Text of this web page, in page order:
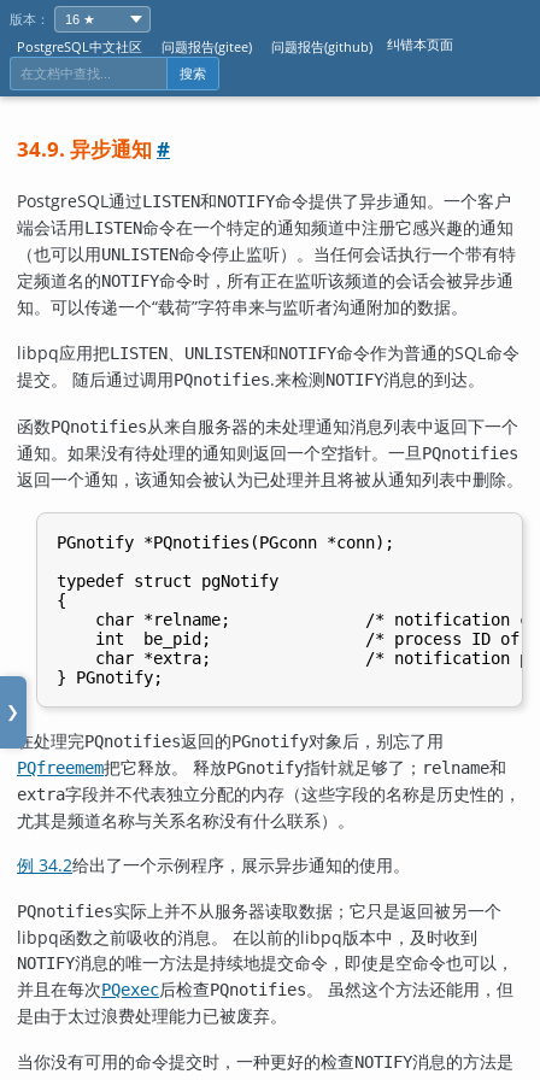
版本：
PostgreSQL中文社区
问题报告(gitee) 问题报告(github) 纠错本页面
搜索
❯
34.9. 异步通知 #
PostgreSQL通过LISTEN和NOTIFY命令提供了异步通知。一个客户
端会话用LISTEN命令在一个特定的通知频道中注册它感兴趣的通知
（也可以用UNLISTEN命令停止监听）。当任何会话执行一个带有特
定频道名的NOTIFY命令时，所有正在监听该频道的会话会被异步通
知。可以传递一个“载荷”字符串来与监听者沟通附加的数据。
libpq应用把LISTEN、 UNLISTEN和NOTIFY命令作为普通的SQL命令
提交。 随后通过调用PQnotifies.来检测NOTIFY消息的到达。
函数PQnotifies从来自服务器的未处理通知消息列表中返回下一个
通知。如果没有待处理的通知则返回一个空指针。一旦PQnotifies
返回一个通知，该通知会被认为已处理并且将被从通知列表中删除。
PGnotify *PQnotifies(PGconn *conn);
typedef struct pgNotify
{
char *relname;              /* notification
int  be_pid;                /* process ID of
char *extra;                /* notification
在处理完PQnotifies返回的PGnotify对象后，别忘了用
PQfreemem把它释放。 释放PGnotify指针就足够了； relname和
extra字段并不代表独立分配的内存（这些字段的名称是历史性的，
尤其是频道名称与关系名称没有什么联系）。
例 34.2给出了一个示例程序，展示异步通知的使用。
PQnotifies实际上并不从服务器读取数据；它只是返回被另一个
libpq函数之前吸收的消息。 在以前的libpq版本中，及时收到
NOTIFY消息的唯一方法是持续地提交命令，即使是空命令也可以，
并且在每次PQexec后检查PQnotifies。 虽然这个方法还能用，但
是由于太过浪费处理能力已被废弃。
当你没有可用的命令提交时，一种更好的检查NOTIFY消息的方法是